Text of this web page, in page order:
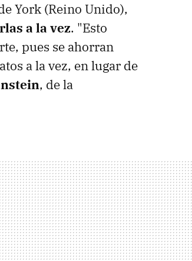
York (Reino Unido),
a la vez. "Esto
pues se ahorran
a la vez, en lugar de
, de la